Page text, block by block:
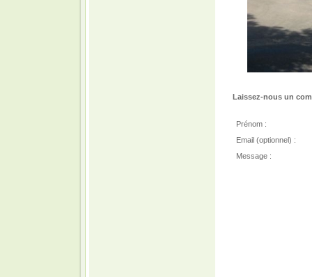
Laissez-nous un
Prénom :
Email (optionnel) :
Message :